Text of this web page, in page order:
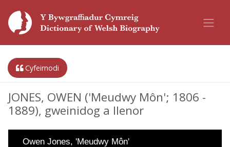
Cyfeirnodi
JONES, OWEN ('Meudwy Môn'; 1806 -
1889), gweinidog a llenor
Owen Jones, 'Meudwy Môn'